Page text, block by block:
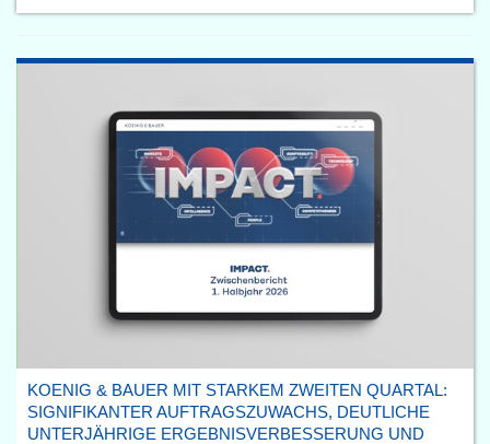
KOENIG & BAUER MIT STARKEM ZWEITEN QUARTAL:
SIGNIFIKANTER AUFTRAGSZUWACHS, DEUTLICHE
UNTERJÄHRIGE ERGEBNISVERBESSERUNG UND